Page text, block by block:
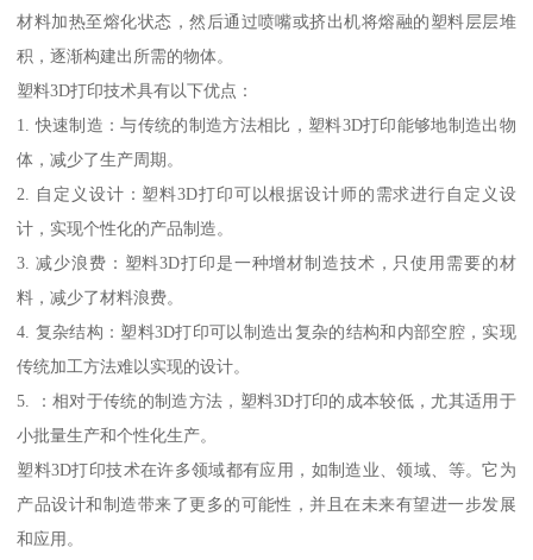
材料加热至熔化状态，然后通过喷嘴或挤出机将熔融的塑料层层堆
积，逐渐构建出所需的物体。
塑料3D打印技术具有以下优点：
1. 快速制造：与传统的制造方法相比，塑料3D打印能够地制造出物
体，减少了生产周期。
2. 自定义设计：塑料3D打印可以根据设计师的需求进行自定义设
计，实现个性化的产品制造。
3. 减少浪费：塑料3D打印是一种增材制造技术，只使用需要的材
料，减少了材料浪费。
4. 复杂结构：塑料3D打印可以制造出复杂的结构和内部空腔，实现
传统加工方法难以实现的设计。
5. ：相对于传统的制造方法，塑料3D打印的成本较低，尤其适用于
小批量生产和个性化生产。
塑料3D打印技术在许多领域都有应用，如制造业、领域、等。它为
产品设计和制造带来了更多的可能性，并且在未来有望进一步发展
和应用。